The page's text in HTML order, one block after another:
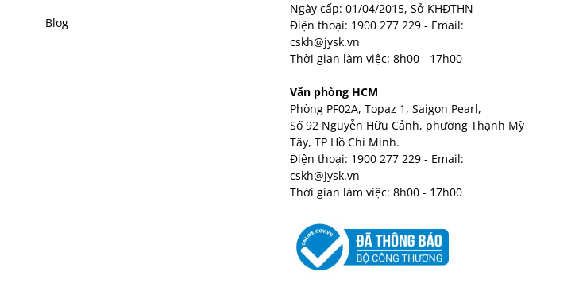
Blog
Ngày cấp: 01/04/2015, Sở KHĐTHN
Điện thoại: 1900 277 229- Email:
cskh@jysk.vn
Thời gian làm việc: 8h00 - 17h00
Văn phòng HCM
Phòng PF02A, Topaz 1, Saigon Pearl,
Số 92 Nguyễn Hữu Cảnh, phường Thạnh Mỹ
Tây, TP Hồ Chí Minh.
Điện thoại: 1900 277 229- Email:
cskh@jysk.vn
Thời gian làm việc: 8h00 - 17h00